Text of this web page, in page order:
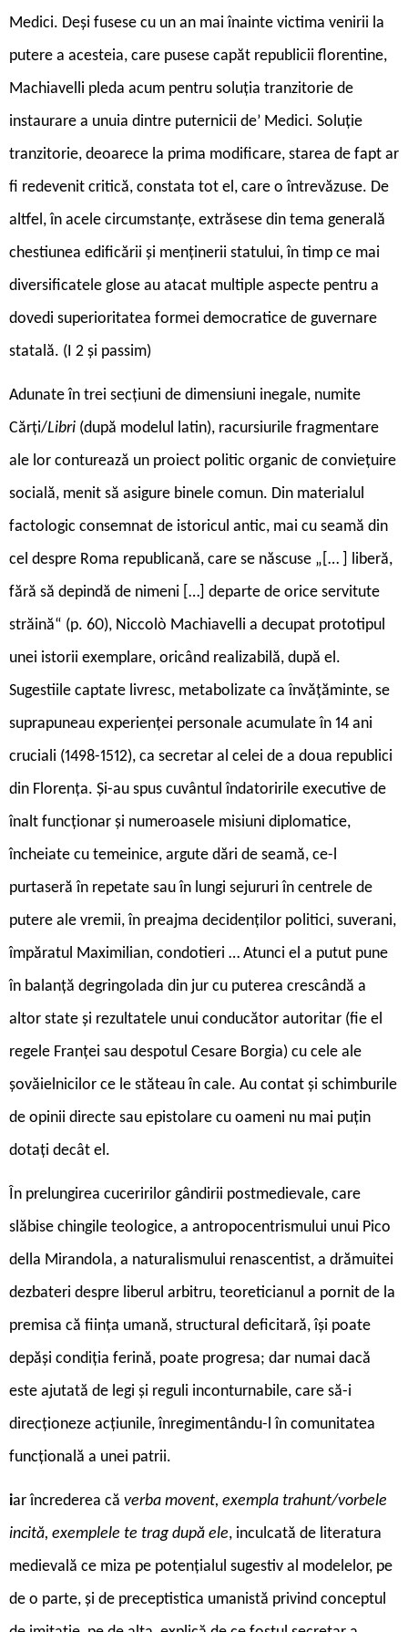
Medici. Deși fusese cu un an mai înainte victima venirii la
putere a acesteia, care pusese capăt republicii florentine,
Machiavelli pleda acum pentru soluția tranzitorie de
instaurare a unuia dintre puternicii de’ Medici. Soluție
tranzitorie, deoarece la prima modificare, starea de fapt ar
fi redevenit critică, constata tot el, care o întrevăzuse. De
altfel, în acele circumstanțe, extrăsese din tema generală
chestiunea edificării și menținerii statului, în timp ce mai
diversificatele glose au atacat multiple aspecte pentru a
dovedi superioritatea formei democratice de guvernare
statală. (I 2 și passim)
Adunate în trei secțiuni de dimensiuni inegale, numite
Cărți/Libri (după modelul latin), racursiurile fragmentare
ale lor conturează un proiect politic organic de conviețuire
socială, menit să asigure binele comun. Din materialul
factologic consemnat de istoricul antic, mai cu seamă din
cel despre Roma republicană, care se născuse „[… ] liberă,
fără să depindă de nimeni […] departe de orice servitute
străină“ (p. 60), Niccolò Machiavelli a decupat prototipul
unei istorii exemplare, oricând realizabilă, după el.
Sugestiile captate livresc, metabolizate ca învățăminte, se
suprapuneau experienței personale acumulate în 14 ani
cruciali (1498-1512), ca secretar al celei de a doua republici
din Florența. Și-au spus cuvântul îndatoririle executive de
înalt funcționar și numeroasele misiuni diplomatice,
încheiate cu temeinice, argute dări de seamă, ce-l
purtaseră în repetate sau în lungi sejururi în centrele de
putere ale vremii, în preajma decidenților politici, suverani,
împăratul Maximilian, condotieri … Atunci el a putut pune
în balanță degringolada din jur cu puterea crescândă a
altor state și rezultatele unui conducător autoritar (fie el
regele Franței sau despotul Cesare Borgia) cu cele ale
șovăielnicilor ce le stăteau în cale. Au contat și schimburile
de opinii directe sau epistolare cu oameni nu mai puțin
dotați decât el.
În prelungirea cuceririlor gândirii postmedievale, care
slăbise chingile teologice, a antropocentrismului unui Pico
della Mirandola, a naturalismului renascentist, a drămuitei
dezbateri despre liberul arbitru, teoreticianul a pornit de la
premisa că ființa umană, structural deficitară, își poate
depăși condiția ferină, poate progresa; dar numai dacă
este ajutată de legi și reguli inconturnabile, care să-i
direcționeze acțiunile, înregimentându-l în comunitatea
funcțională a unei patrii.
iar încrederea că verba movent, exempla trahunt/vorbele
incită, exemplele te trag după ele, inculcată de literatura
medievală ce miza pe potențialul sugestiv al modelelor, pe
de o parte, și de preceptistica umanistă privind conceptul